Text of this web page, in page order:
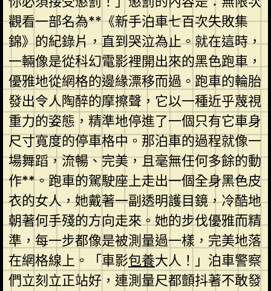
觀看一部名為**《新手泊車七百次失敗集
錦》的紀錄片，直到哭泣為止。就在這時，
一輛像是從科幻電影裡開出來的黑色跑車，
優雅地從網格的邊緣漂移而過。跑車的輪胎
發出令人陶醉的摩擦聲，它以一種近乎蔑視
重力的姿態，精準地停進了一個只有它車身
尺寸寬度的停車格中。那泊車的過程就像一
場舞蹈，流暢、完美，且毫無任何多餘的動
作**。跑車的駕駛座上走出一個全身黑色皮
衣的女人，她戴著一副透明護目鏡，冷酷地
朝著何手殘的方向走來。她的步伐優雅而精
準，每一步都像是被測量過一樣，完美地落
在網格線上。「車影包養大人！」泊車警察
們立刻立正站好，連測量尺都顫抖著不敢發